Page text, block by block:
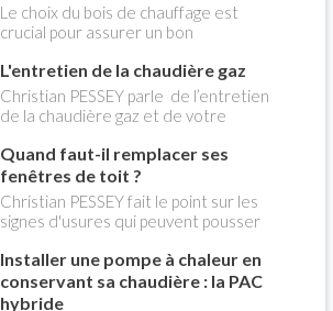
Le choix du bois de chauffage est
crucial pour assurer un bon
l'impact environnemental. Mais
comment reconnaître un bois de
qualité ? Plusieurs critères entrent en
jeu : le type d'essence, le taux
d'humidité, la densité et la saison de
coupe.
L'entretien de la chaudière gaz
Christian PESSEY parle de l’entretien
de la chaudière gaz et de votre
avez un système par radiateurs ou un
plancher chauffant, qui sont alimentés
par une chaudière au gaz, vous devez
faire entretenir celle-ci une fois par
an, que vous soyez locataire ou
propriétaire occupant. C’est la même
chose pour un chauffe-bains au gaz.
C’est une obligation légale. Si vous ne
Quand faut-il remplacer ses
fenêtres de toit ?
Christian PESSEY fait le point sur les
signes d'usures qui peuvent pousser
toit. En remplaçant vos fenêtre de toit
vous ferez des économies de
chauffage et vous améliorerez le
Installer une pompe à chaleur en
conservant sa chaudière : la PAC
hybride